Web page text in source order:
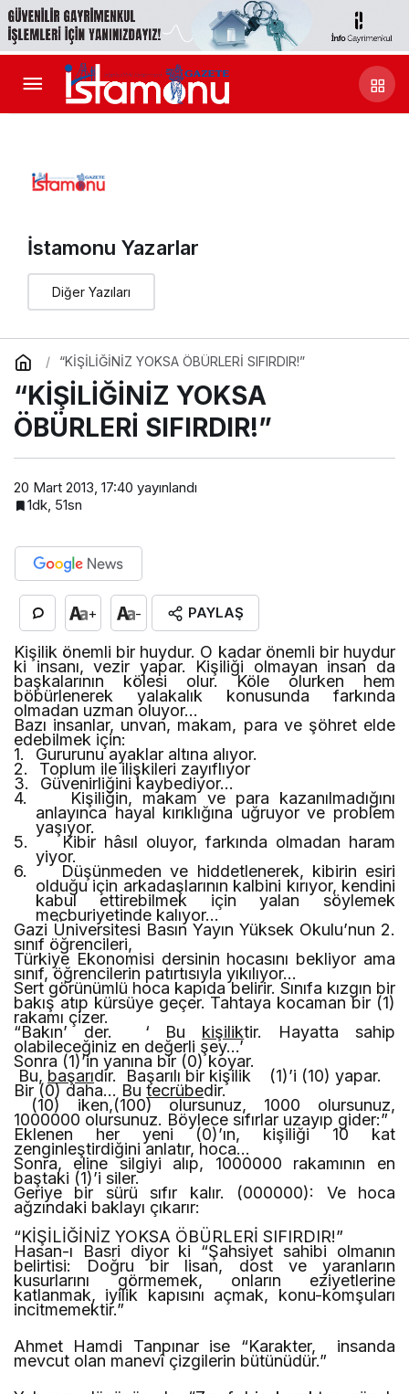
İstamonu Yazarlar
Diğer Yazıları
“KİŞİLİĞİNİZ YOKSA ÖBÜRLERİ SIFIRDIR!”
“KİŞİLİĞİNİZ YOKSA
ÖBÜRLERİ SIFIRDIR!”
20 Mart 2013, 17:40 yayınlandı
1dk, 51sn
+ - PAYLAŞ
Kişilik önemli bir huydur. O kadar önemli bir huydur
ki insanı, vezir yapar. Kişiliği olmayan insan da
başkalarının kölesi olur. Köle olurken hem
böbürlenerek yalakalık konusunda farkında
olmadan uzman oluyor…
Bazı insanlar, unvan, makam, para ve şöhret elde
edebilmek için:
1. Gururunu ayaklar altına alıyor.
2. Toplum ile ilişkileri zayıflıyor
3. Güvenirliğini kaybediyor…
4. Kişiliğin, makam ve para kazanılmadığını
anlayınca hayal kırıklığına uğruyor ve problem
yaşıyor.
5. Kibir hâsıl oluyor, farkında olmadan haram
yiyor.
6. Düşünmeden ve hiddetlenerek, kibirin esiri
olduğu için arkadaşlarının kalbini kırıyor, kendini
kabul ettirebilmek için yalan söylemek
mecburiyetinde kalıyor…
Gazi Üniversitesi Basın Yayın Yüksek Okulu’nun 2.
sınıf öğrencileri,
Türkiye Ekonomisi dersinin hocasını bekliyor ama
sınıf, öğrencilerin patırtısıyla yıkılıyor…
Sert görünümlü hoca kapıda belirir. Sınıfa kızgın bir
bakış atıp kürsüye geçer. Tahtaya kocaman bir (1)
rakamı çizer.
“Bakın’ der. ‘ Bu kişiliktir. Hayatta sahip
olabileceğiniz en değerli şey…’
Sonra (1)’in yanına bir (0) koyar.
Bu, başarıdır. Başarılı bir kişilik (1)’i (10) yapar.
Bir (0) daha… Butecrübedir.
(10) iken,(100) olursunuz, 1000 olursunuz,
1000000 olursunuz. Böylecesıfırlar uzayıp gider:”
Eklenen her yeni (0)’ın, kişiliği 10 kat
zenginleştirdiğini anlatır, hoca…
Sonra, eline silgiyi alıp, 1000000 rakamının en
baştaki (1)’i siler.
Geriye bir sürü sıfır kalır. (000000): Ve hoca
ağzındaki baklayı çıkarır:
“KİŞİLİĞİNİZ YOKSA ÖBÜRLERİ SIFIRDIR!”
Hasan-ı Basri diyor ki “Şahsiyet sahibi olmanın
belirtisi: Doğru bir lisan, dost ve yaranların
kusurlarını görmemek, onların eziyetlerine
katlanmak, iyilik kapısını açmak, konu-komşuları
incitmemektir.”
Ahmet Hamdi Tanpınar ise “Karakter,
insanda
mevcut olan manevî çizgilerin bütünüdür.”